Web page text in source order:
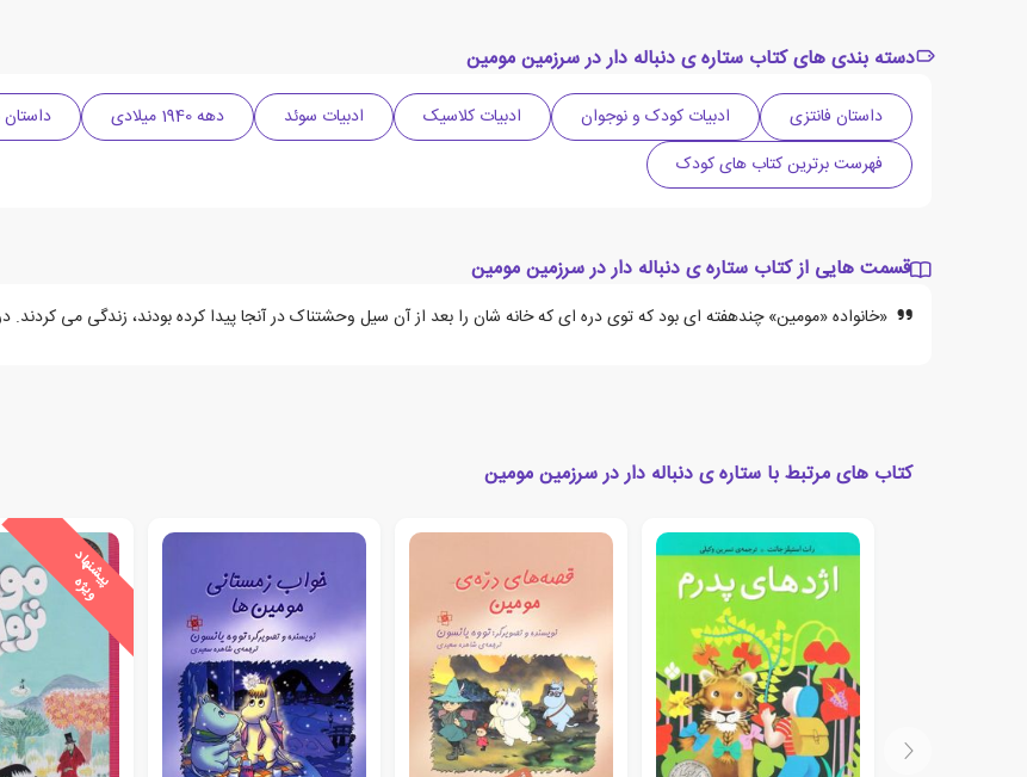
دسته بندی های کتاب ستاره ی دنباله دار در سرزمین مومین
داستان فانتزی ادبیات کودک و نوجوان ادبیات کلاسیک ادبیات سوئد دهه 1940 میلادی
فهرست برترین کتاب های کودک
قسمت هایی از کتاب ستاره ی دنباله دار در سرزمین مومین
«خانواده «مومین» چندهفته ای بود که توی دره ای که خانه شان را بعد از آن سیل وحشتناک در آنجا پیدا کرده بودند، زندگی می کردند.
کتاب های مرتبط با ستاره ی دنباله دار در سرزمین مومین
پ
ی
ش
ن
ه
ا
د
و
ی
ژ
ه